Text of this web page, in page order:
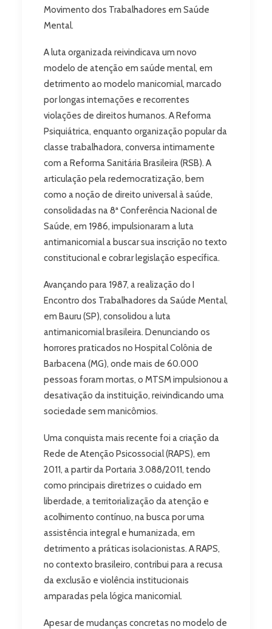
Movimento dos Trabalhadores em Saúde
Mental.
A luta organizada reivindicava um novo
modelo de atenção em saúde mental, em
detrimento ao modelo manicomial, marcado
por longas internações e recorrentes
violações de direitos humanos. A Reforma
Psiquiátrica, enquanto organização popular da
classe trabalhadora, conversa intimamente
com a Reforma Sanitária Brasileira (RSB). A
articulação pela redemocratização, bem
como a noção de direito universal à saúde,
consolidadas na 8ª Conferência Nacional de
Saúde, em 1986, impulsionaram a luta
antimanicomial a buscar sua inscrição no texto
constitucional e cobrar legislação específica.
Avançando para 1987, a realização do I
Encontro dos Trabalhadores da Saúde Mental,
em Bauru (SP), consolidou a luta
antimanicomial brasileira. Denunciando os
horrores praticados no Hospital Colônia de
Barbacena (MG), onde mais de 60.000
pessoas foram mortas, o MTSM impulsionou a
desativação da instituição, reivindicando uma
sociedade sem manicômios.
Uma conquista mais recente foi a criação da
Rede de Atenção Psicossocial (RAPS), em
2011, a partir da Portaria 3.088/2011, tendo
como principais diretrizes o cuidado em
liberdade, a territorialização da atenção e
acolhimento contínuo, na busca por uma
assistência integral e humanizada, em
detrimento a práticas isolacionistas. A RAPS,
no contexto brasileiro, contribui para a recusa
da exclusão e violência institucionais
amparadas pela lógica manicomial.
Apesar de mudanças concretas no modelo de